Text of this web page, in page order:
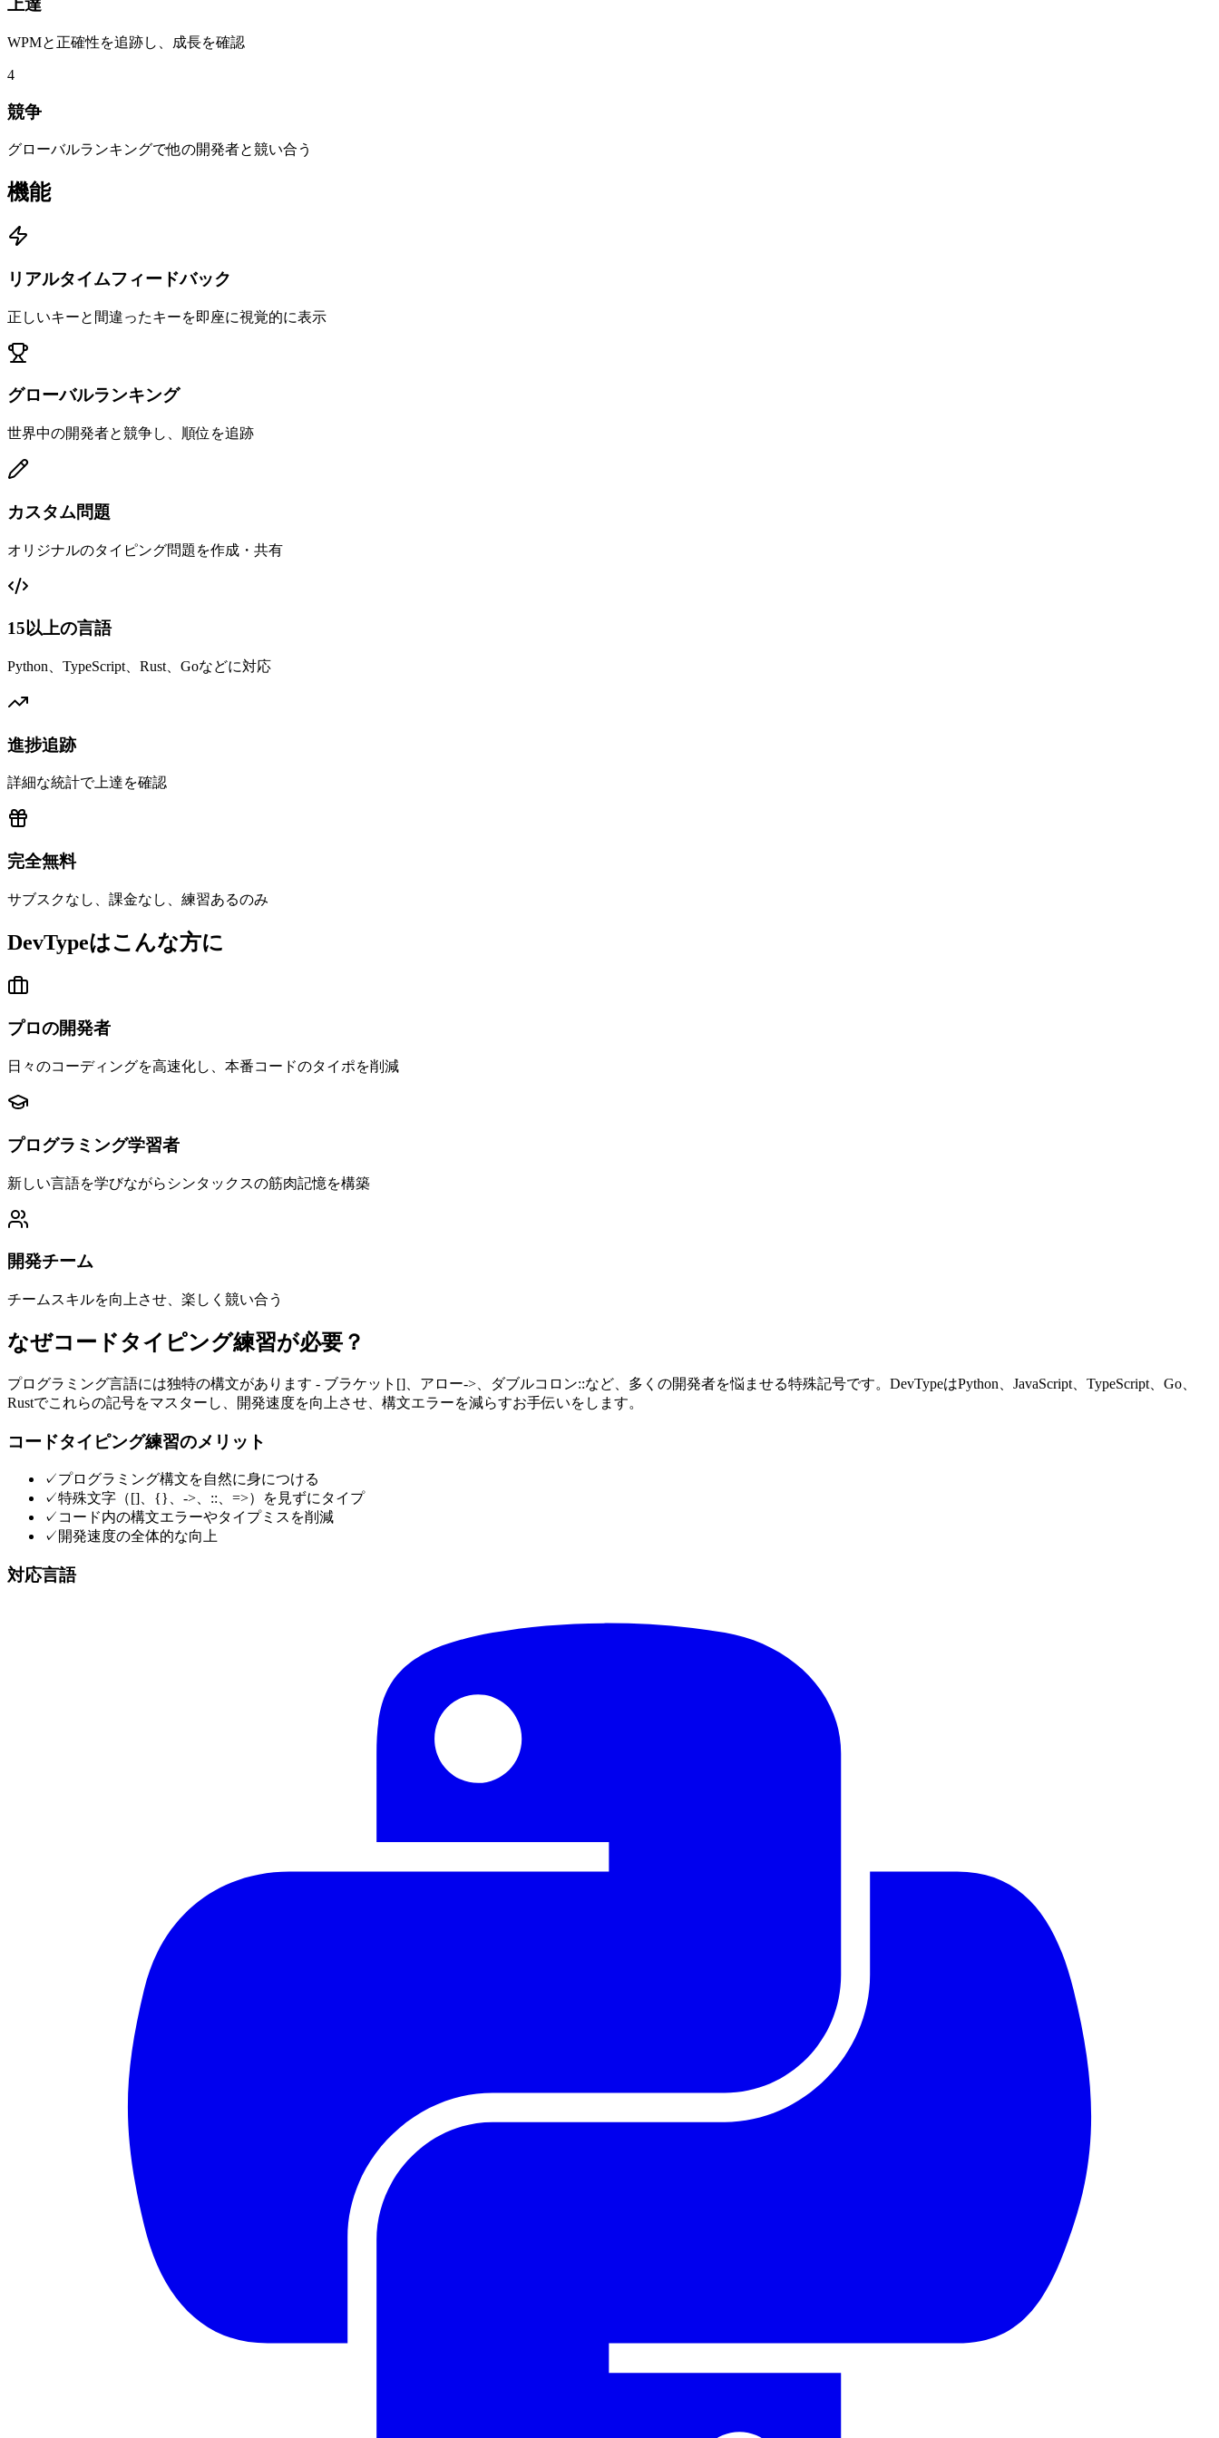
上達
WPMと正確性を追跡し、成長を確認
4
競争
グローバルランキングで他の開発者と競い合う
機能
リアルタイムフィードバック
正しいキーと間違ったキーを即座に視覚的に表示
グローバルランキング
世界中の開発者と競争し、順位を追跡
カスタム問題
オリジナルのタイピング問題を作成・共有
15以上の言語
Python、TypeScript、Rust、Goなどに対応
進捗追跡
詳細な統計で上達を確認
完全無料
サブスクなし、課金なし、練習あるのみ
DevTypeはこんな方に
プロの開発者
日々のコーディングを高速化し、本番コードのタイポを削減
プログラミング学習者
新しい言語を学びながらシンタックスの筋肉記憶を構築
開発チーム
チームスキルを向上させ、楽しく競い合う
なぜコードタイピング練習が必要？
プログラミング言語には独特の構文があります - ブラケット[]、アロー->、ダブルコロン::など、多くの開発者を悩ませる特殊記号です。DevTypeはPython、JavaScript、TypeScript、Go、
Rustでこれらの記号をマスターし、開発速度を向上させ、構文エラーを減らすお手伝いをします。
コードタイピング練習のメリット
✓プログラミング構文を自然に身につける
✓特殊文字（[]、{}、->、::、=>）を見ずにタイプ
✓ コード内の構文エラーやタイプミスを削減
✓ 開発速度の全体的な向上
対応言語